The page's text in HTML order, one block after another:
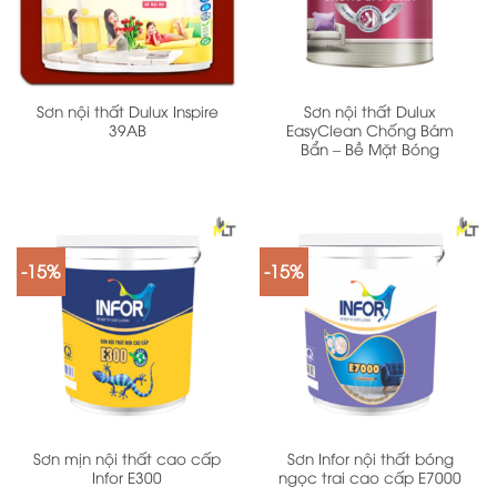
Sơn nội thất Dulux Inspire
39AB
Sơn nội thất Dulux
EasyClean Chống Bám
Bẩn – Bề Mặt Bóng
-15%
Sơn mịn nội thất cao cấp
Infor E300
-15%
Sơn Infor nội thất bóng
ngọc trai cao cấp E7000